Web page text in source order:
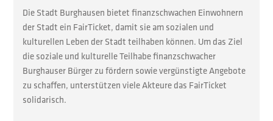
Die Stadt Burghausen bietet finanzschwachen Einwohnern
der Stadt ein FairTicket, damit sie am sozialen und
kulturellen Leben der Stadt teilhaben können. Um das Ziel
die soziale und kulturelle Teilhabe finanzschwacher
Burghauser Bürger zu fördern sowie vergünstigte Angebote
zu schaffen, unterstützen viele Akteure das FairTicket
solidarisch.